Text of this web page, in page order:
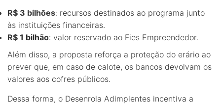
R$ 3 bilhões: recursos destinados ao programa junto
às instituições financeiras.
R$ 1 bilhão: valor reservado ao Fies Empreendedor.
Além disso, a proposta reforça a proteção do erário ao
prever que, em caso de calote, os bancos devolvam os
valores aos cofres públicos.
Dessa forma, o Desenrola Adimplentes incentiva a